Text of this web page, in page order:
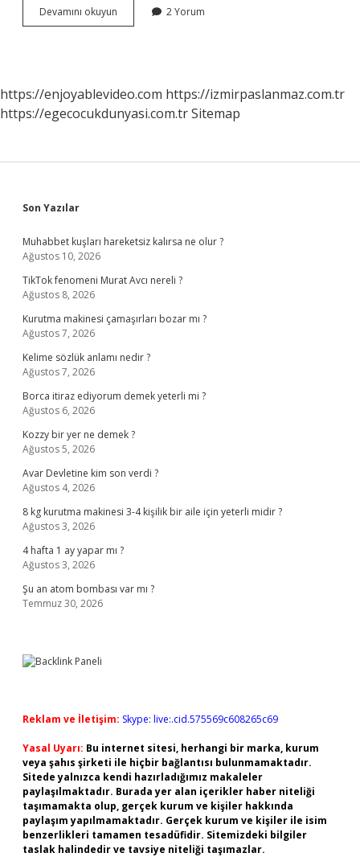
Devamını okuyun
Ölçüsü
2 Yorum
https://enjoyablevideo.com https://izmirpaslanmaz.com.tr
https://egecocukdunyasi.com.trSitemap
Sidebar
Son Yazılar
Muhabbet kuşları hareketsiz kalırsa ne olur ?
Ağustos 10, 2026
TikTok fenomeni Murat Avcı nereli ?
Ağustos 8, 2026
Kurutma makinesi çamaşırları bozar mı ?
Ağustos 7, 2026
Kelime sözlük anlamı nedir ?
Ağustos 7, 2026
Borca itiraz ediyorum demek yeterli mi ?
Ağustos 6, 2026
Kozzy bir yer ne demek ?
Ağustos 5, 2026
Avar Devletine kim son verdi ?
Ağustos 4, 2026
8 kg kurutma makinesi 3-4 kişilik bir aile için yeterli midir ?
Ağustos 3, 2026
4 hafta 1 ay yapar mı ?
Ağustos 3, 2026
Şu an atom bombası var mı ?
Temmuz 30, 2026
Reklam ve İletişim: Skype: live:.cid.575569c608265c69
Yasal Uyarı: Bu internet sitesi, herhangi bir marka, kurum
veya şahıs şirketi ile hiçbir bağlantısı bulunmamaktadır.
Sitede yalnızca kendi hazırladığımız makaleler
paylaşılmaktadır. Burada yer alan içerikler haber niteliği
taşımamakta olup, gerçek kurum ve kişiler hakkında
paylaşım yapılmamaktadır. Gerçek kurum ve kişiler ile isim
benzerlikleri tamamen tesadüfidir. Sitemizdeki bilgiler
taslak halindedir ve tavsiye niteliği taşımazlar.